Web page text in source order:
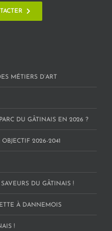
MÉTIERS D’ART
DU GÂTINAIS EN 2026 ?
2026-2041
DU GÂTINAIS !
À DANNEMOIS
!